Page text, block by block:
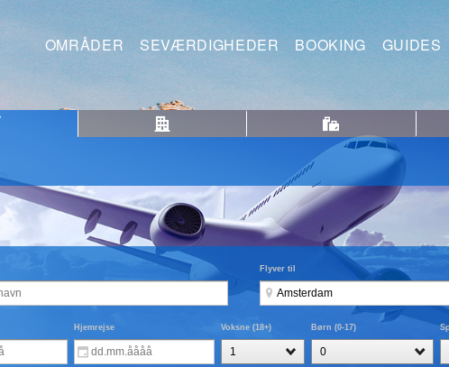
OMRÅDER SEVÆRDIGHEDER BOOKING GUIDES